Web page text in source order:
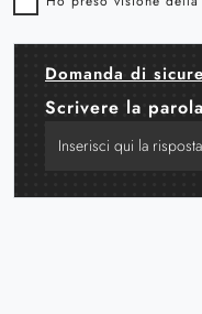
Domanda di
Scrivere la